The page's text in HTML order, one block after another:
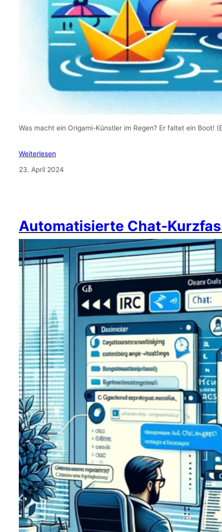
Was macht ein Origami-Künstler im Regen? Er faltet ein Boot!
Weiterlesen
23. April 2024
Automatisierte Chat-